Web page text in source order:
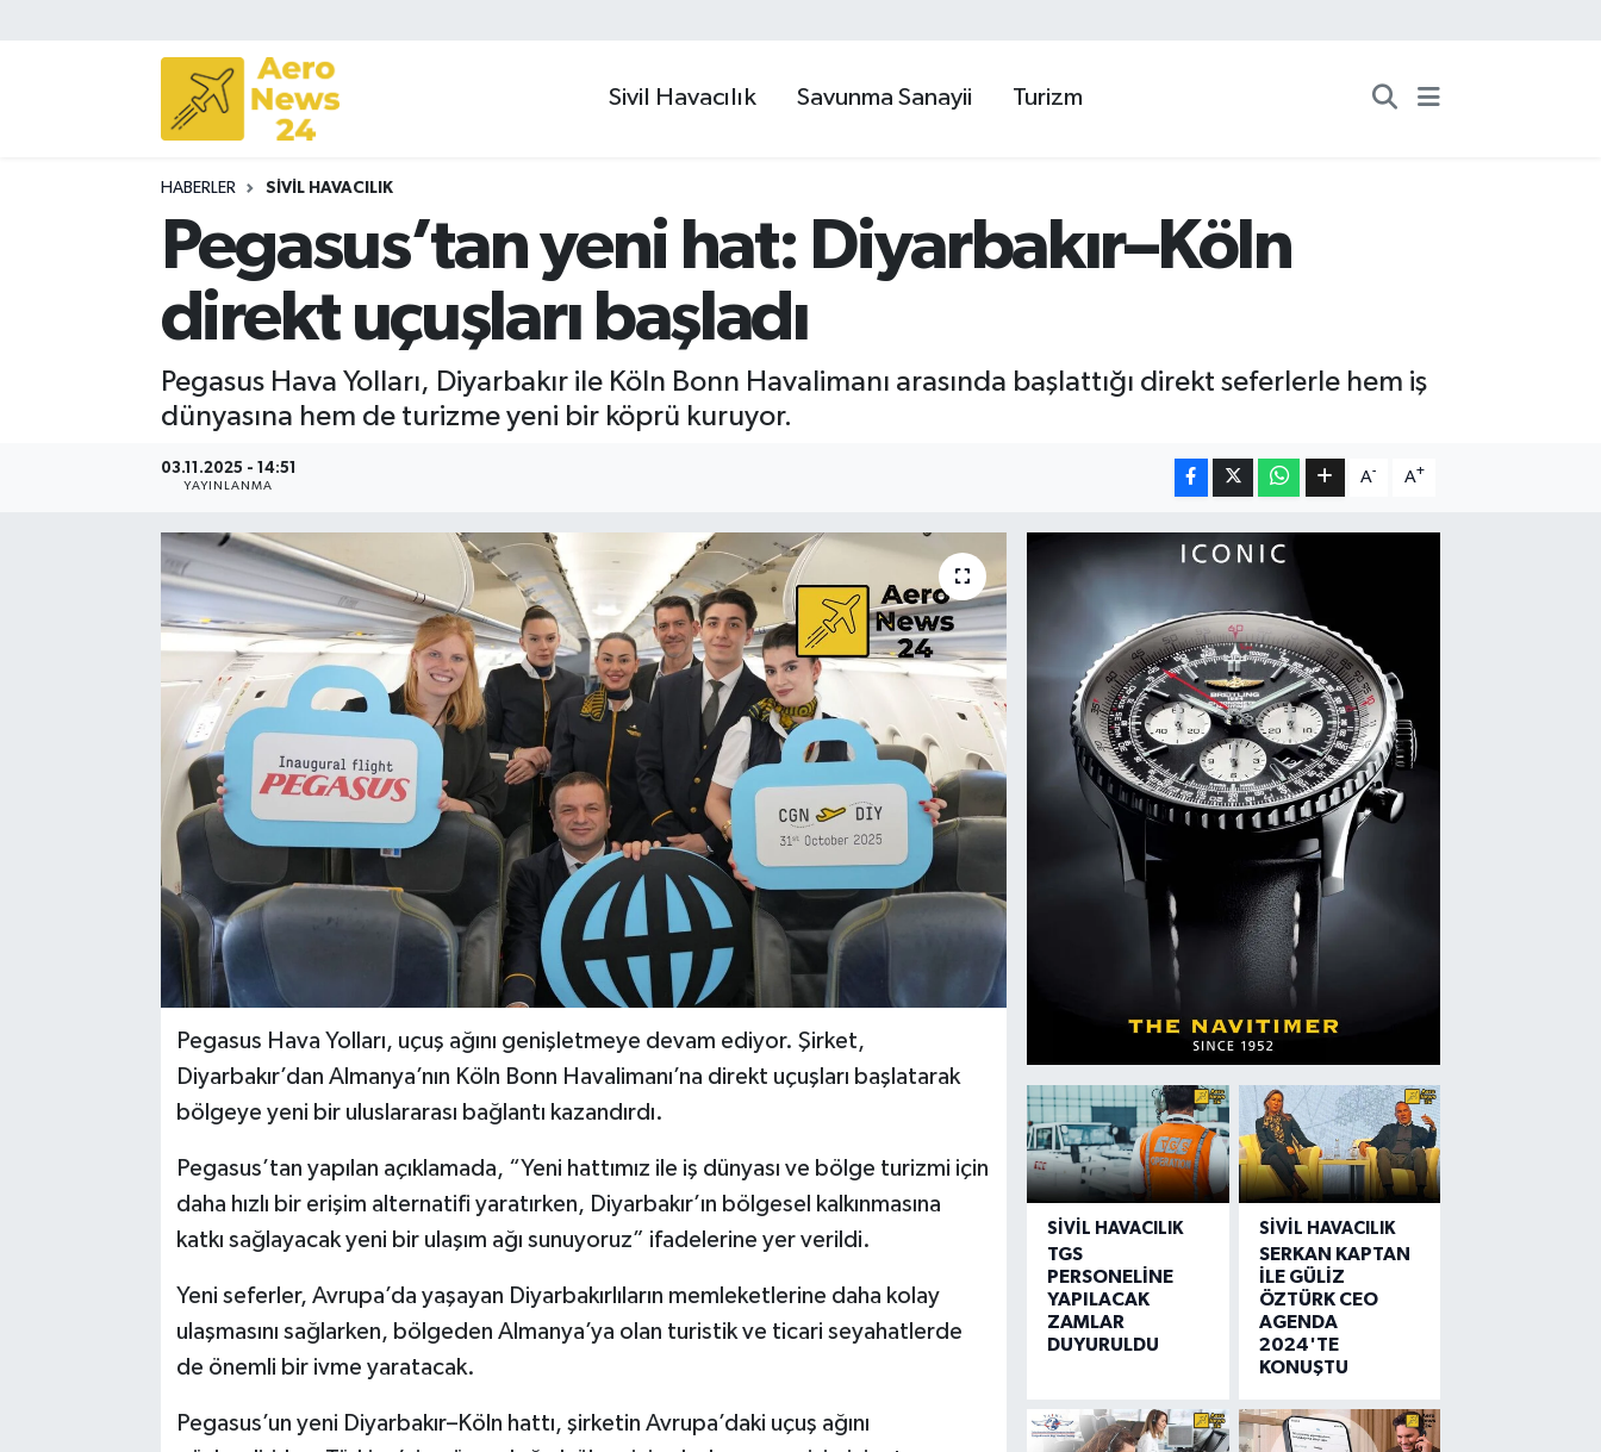
Sivil Havacılık Savunma Sanayii Turizm
HABERLER SIVIL HAVACILIK
Pegasus’tan yeni hat: Diyarbakır–Köln
direkt uçuşları başladı
Pegasus Hava Yolları, Diyarbakır ile Köln Bonn Havalimanı arasında başlattığı direkt seferlerle hem iş
dünyasına hem de turizme yeni bir köprü kuruyor.
03.11.2025 - 14:51
YAYINLANMA
A- A+
Pegasus Hava Yolları, uçuş ağını genişletmeye devam ediyor. Şirket,
Diyarbakır’dan Almanya’nın Köln Bonn Havalimanı’na direkt uçuşları başlatarak
bölgeye yeni bir uluslararası bağlantı kazandırdı.
Pegasus’tan yapılan açıklamada, “Yeni hattımız ile iş dünyası ve bölge turizmi için
daha hızlı bir erişim alternatifi yaratırken, Diyarbakır’ın bölgesel kalkınmasına
katkı sağlayacak yeni bir ulaşım ağı sunuyoruz” ifadelerine yer verildi.
Yeni seferler, Avrupa’da yaşayan Diyarbakırlıların memleketlerine daha kolay
ulaşmasını sağlarken, bölgeden Almanya’ya olan turistik ve ticari seyahatlerde
de önemli bir ivme yaratacak.
Pegasus’un yeni Diyarbakır–Köln hattı, şirketin Avrupa’daki uçuş ağını
SIVIL HAVACILIK
TGS
PERSONELİNE
YAPILACAK
ZAMLAR
DUYURULDU
SIVIL HAVACILIK
SERKAN KAPTAN
İLE GÜLİZ
ÖZTÜRK CEO
AGENDA
2024'TE
KONUŞTU
Sivil Havacılık